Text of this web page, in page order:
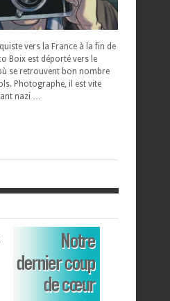
vers la France à la fin de
Boix est déporté vers le
se retrouvent bon nombre
Photographe, il est vite
nazi …